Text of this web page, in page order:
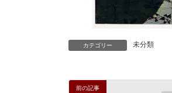
カテゴリー 未分類
前の記事